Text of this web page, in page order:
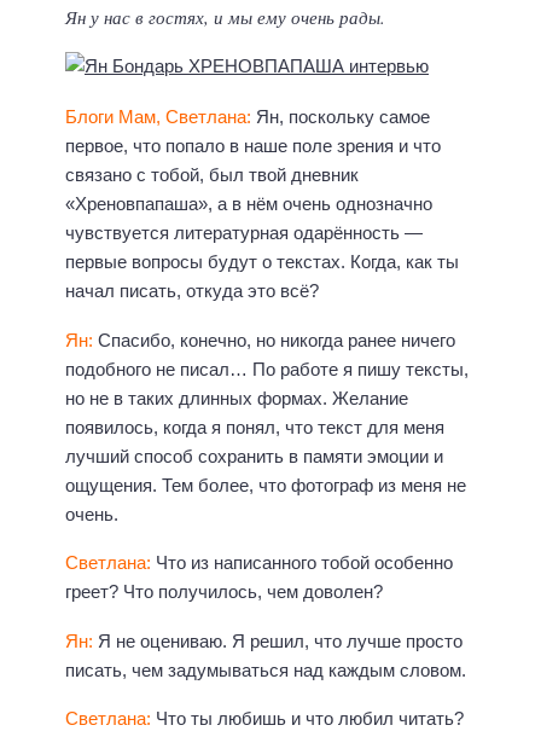
Ян у нас в гостях, и мы ему очень рады.
Блоги Мам, Светлана: Ян, поскольку самое
первое, что попало в наше поле зрения и что
связано с тобой, был твой дневник
«Хреновпапаша», а в нём очень однозначно
чувствуется литературная одарённость —
первые вопросы будут о текстах. Когда, как ты
начал писать, откуда это всё?
Ян: Спасибо, конечно, но никогда ранее ничего
подобного не писал… По работе я пишу тексты,
но не в таких длинных формах. Желание
появилось, когда я понял, что текст для меня
лучший способ сохранить в памяти эмоции и
ощущения. Тем более, что фотограф из меня не
очень.
Светлана: Что из написанного тобой особенно
греет? Что получилось, чем доволен?
Ян: Я не оцениваю. Я решил, что лучше просто
писать, чем задумываться над каждым словом.
Светлана: Что ты любишь и что любил читать?